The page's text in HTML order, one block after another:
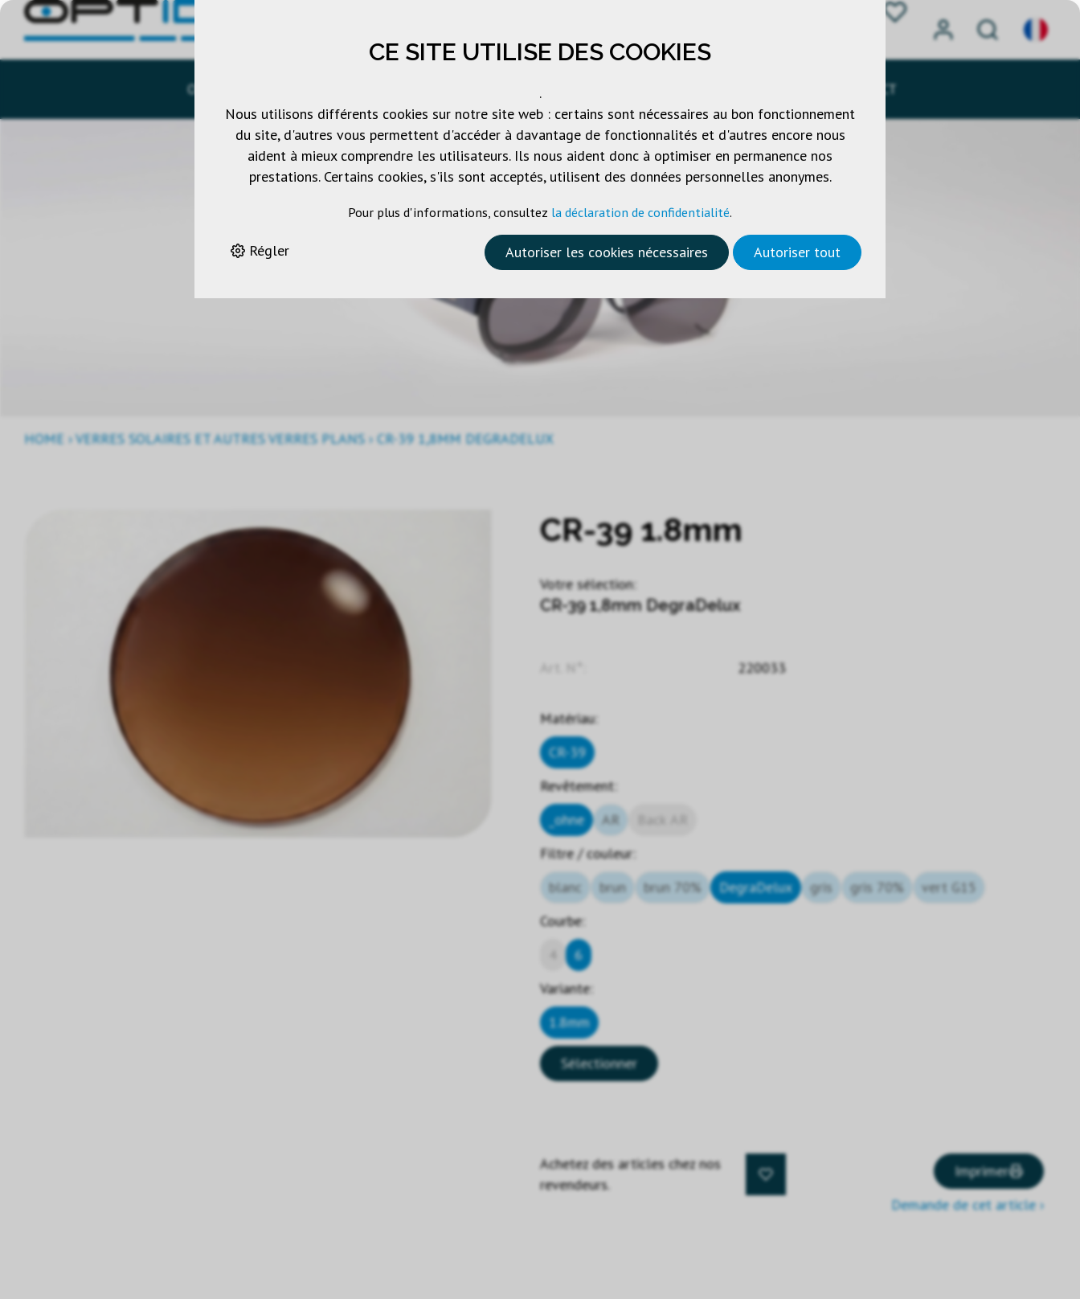
OPTIDEA-SHOP CONTACT
HOME ›VERRES SOLAIRES ET AUTRES VERRES PLANS › CR-39 1,8MM DEGRADELUX
CR-39 1.8mm
Votre sélection:
CR-39 1,8mm DegraDelux
220033
Matériau:
CR-39
Revêtement:
_ohne
AR
Back AR
Filtre / couleur:
blanc
brun brun 70% DegraDelux gris gris 70%
vert G15
Courbe:
6
Variante:
1.8mm
Sélectionner
Achetez des articles chez nos
revendeurs.
Imprimer
Demande de cet article ›
CE SITE UTILISE DES COOKIES
.
Nous utilisons différents cookies sur notre site web : certains sont nécessaires au bon fonctionnement
du site, d'autres vous permettent d'accéder à davantage de fonctionnalités et d'autres encore nous
aident à mieux comprendre les utilisateurs. Ils nous aident donc à optimiser en permanence nos
prestations. Certains cookies, s'ils sont acceptés, utilisent des données personnelles anonymes.
Pour plus d'informations, consultez la déclaration de confidentialité.
Régler Autoriser les cookies nécessaires Autoriser tout